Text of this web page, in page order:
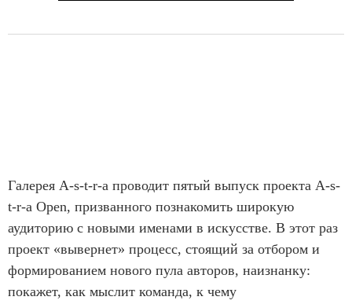
Галерея A-s-t-r-a проводит пятый выпуск проекта A-s-
t-r-a Open, призванного познакомить широкую
аудиторию с новыми именами в искусстве. В этот раз
проект «вывернет» процесс, стоящий за отбором и
формированием нового пула авторов, наизнанку:
покажет, как мыслит команда, к чему